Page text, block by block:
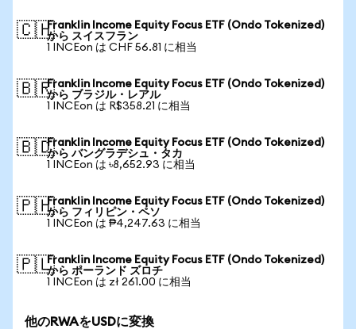
🇨🇭Franklin Income Equity Focus ETF (Ondo Tokenized)
から スイスフラン
1 INCEon は CHF 56.81 に相当
🇧🇷Franklin Income Equity Focus ETF (Ondo Tokenized)
から ブラジル・レアル
1 INCEon は R$358.21 に相当
🇧🇩Franklin Income Equity Focus ETF (Ondo Tokenized)
から バングラデシュ・タカ
1 INCEon は ৳8,652.93 に相当
🇵🇭Franklin Income Equity Focus ETF (Ondo Tokenized)
から フィリピン・ペソ
1 INCEon は ₱4,247.63 に相当
🇵🇱Franklin Income Equity Focus ETF (Ondo Tokenized)
から ポーランド ズロチ
1 INCEon は zł 261.00 に相当
他のRWAをUSDに変換